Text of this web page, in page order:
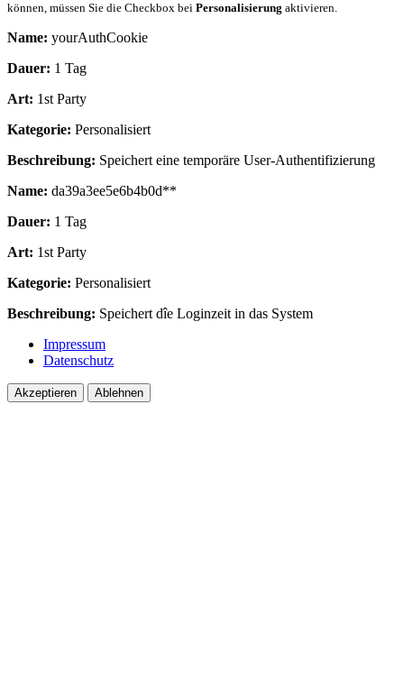
können, müssen Sie die Checkbox bei Personalisierung aktivieren.
Name: yourAuthCookie
Dauer: 1 Tag
Art: 1st Party
Kategorie: Personalisiert
Beschreibung: Speichert eine temporäre User-Authentifizierung
Name: da39a3ee5e6b4b0d**
Dauer: 1 Tag
Art: 1st Party
Kategorie: Personalisiert
Beschreibung: Speichert dîe Loginzeit in das System
Impressum
Datenschutz
Akzeptieren Ablehnen